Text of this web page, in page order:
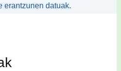
erantzunen datuak.